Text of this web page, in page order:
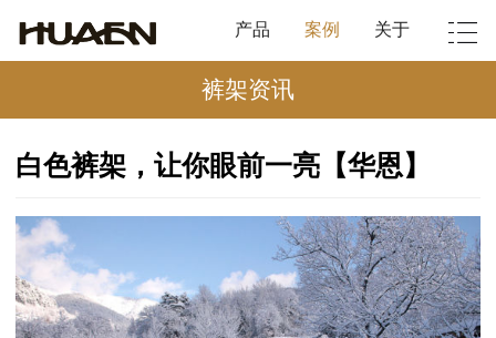
产品 案例 关于
裤架资讯
白色裤架，让你眼前一亮【华恩】